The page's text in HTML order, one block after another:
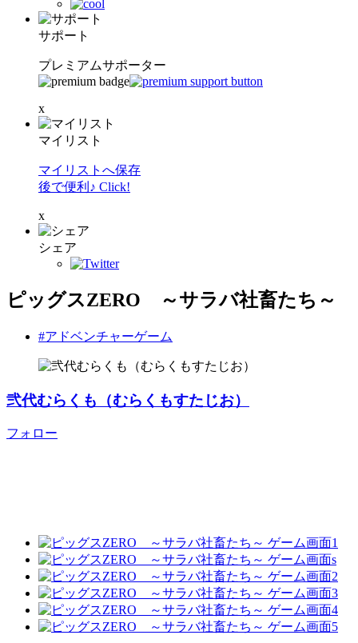
サポート
プレミアムサポーター
x
マイリスト
マイリストへ保存
後で便利♪ Click!
x
シェア
ピッグスZERO ～サラバ社畜たち～
#アドベンチャーゲーム
弐代むらくも（むらくもすたじお）
フォロー